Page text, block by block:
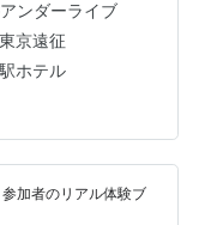
が高いなら、当
テルの空室とキ
心です。 今すぐ
せん。まずは、
やすいホテルが
ンダーライブ
東京遠征
ホテル
加者のリアル体験ブ